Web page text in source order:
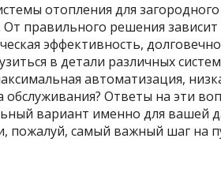
отопления для
От правильного решения
эффективность,
в детали различных
автоматизация,
обслуживания? Ответы на эти
вариант именно для вашей
пожалуй, самый важный шаг на